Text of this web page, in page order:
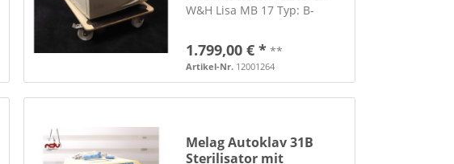
W&H Lisa MB 17 Typ: B-
Ablassschlauch und 5 Trays
mit Netzteil mit serieller
Schnittstelle an der Rückseite
inkl....
1.799,00 € * **
Artikel-Nr.12001264
Melag Autoklav 31B
Sterilisator mit